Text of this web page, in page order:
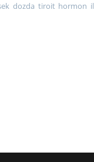
dozda tiroit hormon